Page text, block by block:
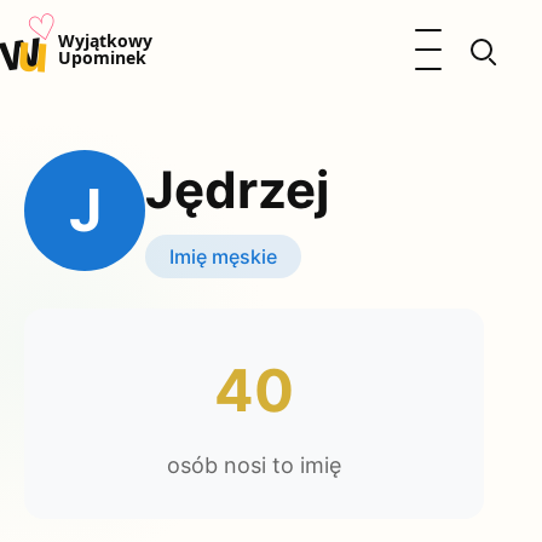
u♡Wyjątkowy
Upominek
Otwórz menu
Kalendarz Imienin
Kobieta
Okazje
Katalog prezentów
J Jędrzej
Imię męskie
40
osób nosi to imię